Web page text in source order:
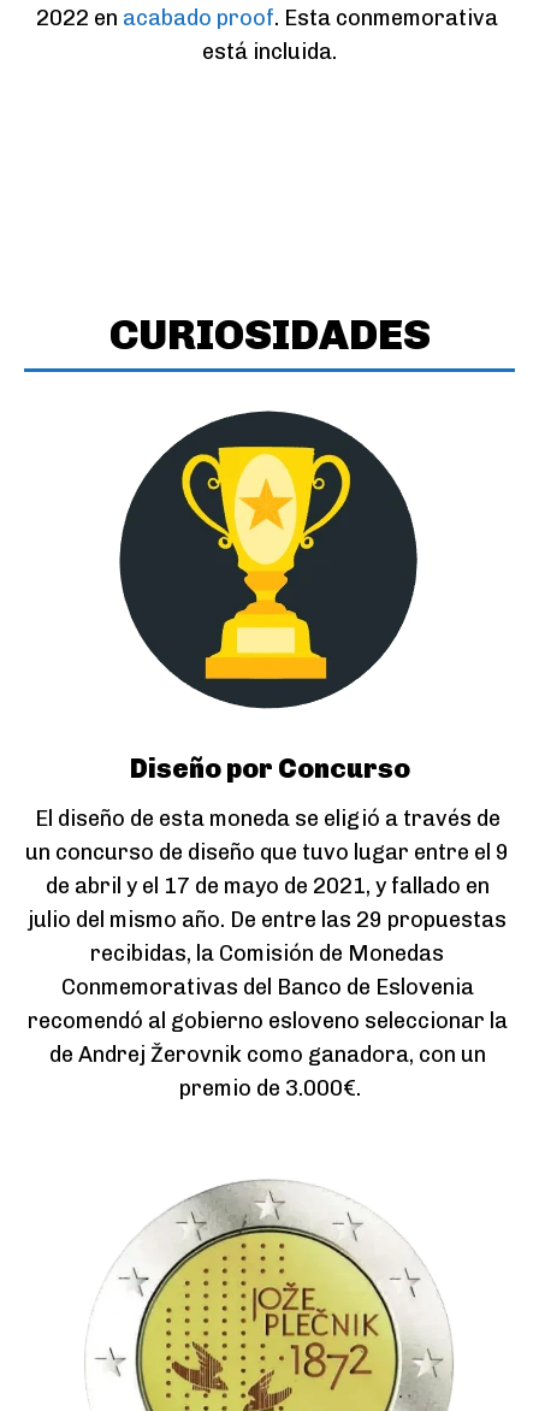
2022 en acabado proof. Esta conmemorativa
está incluida.
CURIOSIDADES
Diseño por Concurso
El diseño de esta moneda se eligió a través de
un concurso de diseño que tuvo lugar entre el 9
de abril y el 17 de mayo de 2021, y fallado en
julio del mismo año. De entre las 29 propuestas
recibidas, la Comisión de Monedas
Conmemorativas del Banco de Eslovenia
recomendó al gobierno esloveno seleccionar la
de Andrej Žerovnik como ganadora, con un
premio de 3.000€.